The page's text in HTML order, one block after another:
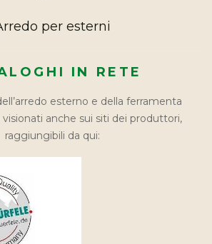
per esterni
IN RETE
esterno e della ferramenta
visionati anche sui siti dei produttori,
raggiungibili da qui: